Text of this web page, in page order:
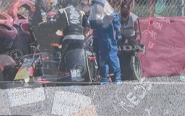
LEGALES TICKETMASTER